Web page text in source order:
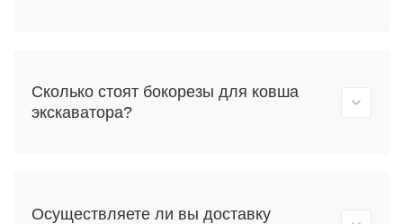
Сколько стоят бокорезы для ковша
экскаватора?
Осуществляете ли вы доставку